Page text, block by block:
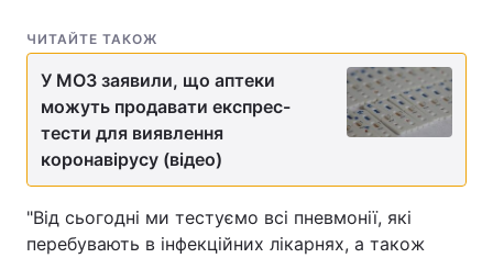
ЧИТАЙТЕ ТАКОЖ
У МОЗ заявили, що аптеки
можуть продавати експрес-
тести для виявлення
коронавірусу (відео)
"Від сьогодні ми тестуємо всі пневмонії, які
перебувають в інфекційних лікарнях, а також